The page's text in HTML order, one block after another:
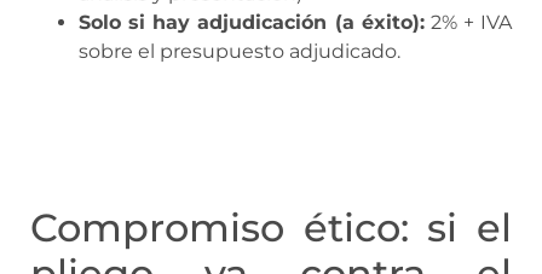
Solo si hay adjudicación (a éxito):2% + IVA
sobre el presupuesto adjudicado.
Compromiso ético: si el